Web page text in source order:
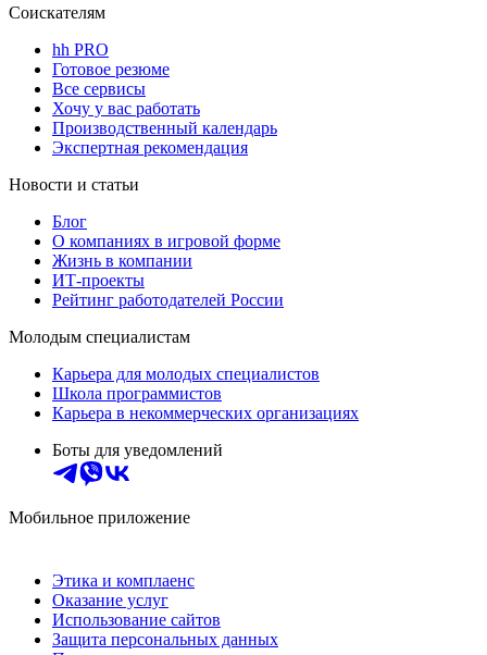
Соискателям
hh PRO
Готовое резюме
Все сервисы
Хочу у вас работать
Производственный календарь
Экспертная рекомендация
Новости и статьи
Блог
О компаниях в игровой форме
Жизнь в компании
ИТ-проекты
Рейтинг работодателей России
Молодым специалистам
Карьера для молодых специалистов
Школа программистов
Карьера в некоммерческих организациях
Боты для уведомлений
Мобильное приложение
Этика и комплаенс
Оказание услуг
Использование сайтов
Защита персональных данных